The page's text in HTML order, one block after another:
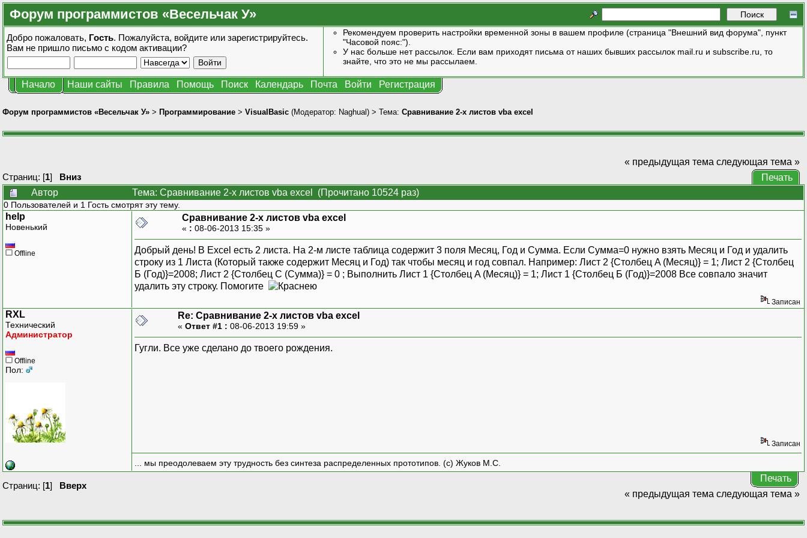
Форум программистов «Весельчак У»
Добро пожаловать, Гость. Пожалуйста, войдите или зарегистрируйтесь.
Вам не пришло письмо с кодом активации?
Рекомендуем проверить настройки временной зоны в вашем профиле (страница "Внешний вид форума", пункт
"Часовой пояс:").
У нас больше нет рассылок. Если вам приходят письма от наших бывших рассылок mail.ru и subscribe.ru, то
знайте, что это не мы рассылаем.
Начало Наши сайты Правила Помощь Поиск Календарь Почта Войти Регистрация
Форум программистов «Весельчак У» > Программирование > VisualBasic (Модератор: Naghual) > Тема: Сравнивание 2-х листов vba excel
Страниц: [1] Вниз
« предыдущая тема следующая тема »
Печать
Автор
Тема: Сравнивание 2-х листов vba excel (Прочитано 10524 раз)
0 Пользователей и 1 Гость смотрят эту тему.
help
Новенький
Offline
Сравнивание 2-х листов vba excel
« : 08-06-2013 15:35 »
Добрый день! В Excel есть 2 листа. На 2-м листе таблица содержит 3 поля Месяц, Год и Сумма. Если Сумма=0 нужно взять Месяц и Год и удалить
строку из 1 Листа (Который также содержит Месяц и Год) так чтобы месяц и год совпал. Например: Лист 2 {Столбец A (Месяц)} = 1; Лист 2 {Столбец
Б (Год)}=2008; Лист 2 {Столбец С (Сумма)} = 0 ; Выполнить Лист 1 {Столбец A (Месяц)} = 1; Лист 1 {Столбец Б (Год)}=2008 Все совпало значит
удалить эту строку. Помогите
Записан
RXL
Технический
Администратор
Offline
Пол:
Re: Сравнивание 2-х листов vba excel
« Ответ #1 : 08-06-2013 19:59 »
Гугли. Все уже сделано до твоего рождения.
Записан
... мы преодолеваем эту трудность без синтеза распределенных прототипов. (с) Жуков М.С.
Страниц: [1] Вверх
Печать
« предыдущая тема следующая тема »